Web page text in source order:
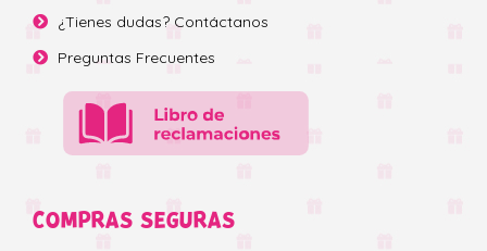
¿Tienes dudas? Contáctanos
Preguntas Frecuentes
COMPRAS SEGURAS